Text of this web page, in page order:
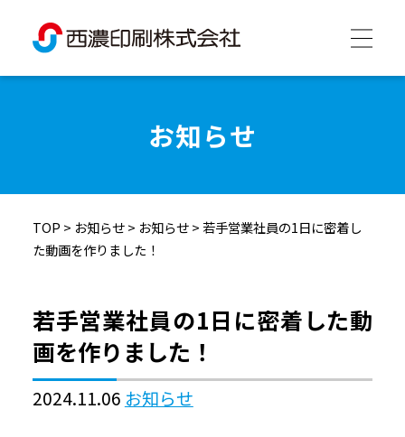
制作実績
採用情報
お知らせ
TOP > お知らせ> お知らせ>若手営業社員の1日に密着し
た動画を作りました！
若手営業社員の1日に密着した動
画を作りました！
2024.11.06 お知らせ